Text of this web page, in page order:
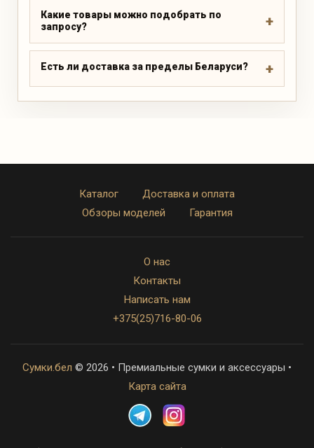
Какие товары можно подобрать по
запросу?
Есть ли доставка за пределы Беларуси?
Каталог
Доставка и оплата
Обзоры моделей
Гарантия
О нас
Контакты
Написать нам
+375(25)716-80-06
Сумки.бел © 2026 • Премиальные сумки и аксессуары •
Карта сайта